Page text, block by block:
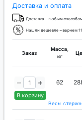
Доставка и оплата
Доставка – любым
Нашли дешевле – вернем
Заказ
Масса,
кг
В корзину
62
Весы